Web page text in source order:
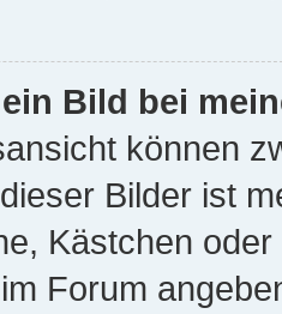
Bild bei
können
Bilder ist
Kästchen
Forum